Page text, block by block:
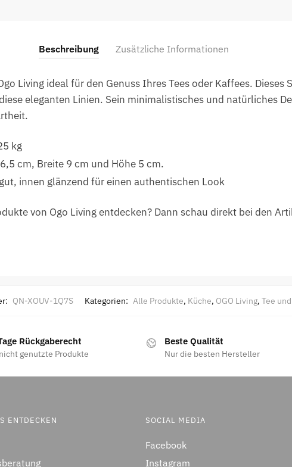
Beschreibung Zusätzliche Informationen
Living ideal für den Genuss Ihres Tees oder Kaffees. Dieses
eleganten Linien. Sein minimalistisches und natürliches
kg
cm, Breite 9 cm und Höhe 5 cm.
innen glänzend für einen authentischen Look
von Ogo Living entdecken? Dann schau direkt bei den
QN-XOUV-1Q7S Kategorien: Alle Produkte, Küche, OGO Living, Tee
Rückgaberecht
genutzte Produkte
Beste Qualität
Nur die besten Hersteller
ENTDECKEN SOCIAL MEDIA
Facebook
Instagram